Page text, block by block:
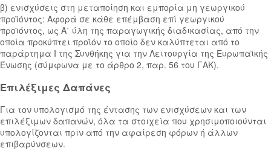
β) ενισχύσεις στη μεταποίηση και εμπορία μη γεωργικού
προϊόντος: Αφορά σε κάθε επέμβαση επί γεωργικού
προϊόντος, ως Α΄ ύλη της παραγωγικής διαδικασίας, από την
οποία προκύπτει προϊόν το οποίο δεν καλύπτεται από το
παράρτημα I της Συνθήκης για την Λειτουργία της Ευρωπαϊκής
Ένωσης (σύμφωνα με το άρθρο 2, παρ. 56 του ΓΑΚ).
Επιλέξιμες Δαπάνες
Για τον υπολογισμό της έντασης των ενισχύσεων και των
επιλέξιμων δαπανών, όλα τα στοιχεία που χρησιμοποιούνται
υπολογίζονται πριν από την αφαίρεση φόρων ή άλλων
επιβαρύνσεων.